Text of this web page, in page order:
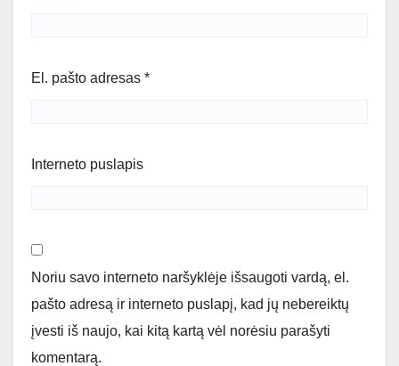
El. pašto adresas *
Interneto puslapis
Noriu savo interneto naršyklėje išsaugoti vardą, el.
pašto adresą ir interneto puslapį, kad jų nebereiktų
įvesti iš naujo, kai kitą kartą vėl norėsiu parašyti
komentarą.